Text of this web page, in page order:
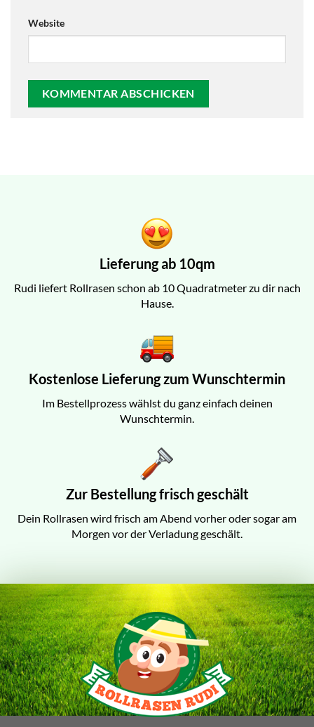
Website
Lieferung ab 10qm
Rudi liefert Rollrasen schon ab 10 Quadratmeter zu dir nach
Hause.
Kostenlose Lieferung zum Wunschtermin
Im Bestellprozess wählst du ganz einfach deinen
Wunschtermin.
Zur Bestellung frisch geschält
Dein Rollrasen wird frisch am Abend vorher oder sogar am
Morgen vor der Verladung geschält.